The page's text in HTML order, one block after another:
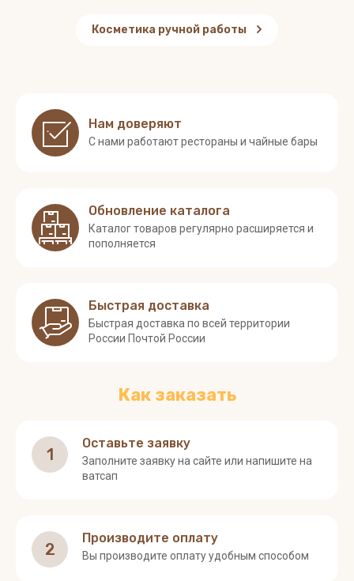
Косметика ручной работы
Нам доверяют
С нами работают рестораны и чайные бары
Обновление каталога
Каталог товаров регулярно расширяется и
пополняется
Быстрая доставка
Быстрая доставка по всей территории
России Почтой России
Как заказать
1
Оставьте заявку
Заполните заявку на сайте или напишите на
ватсап
2
Производите оплату
Вы производите оплату удобным способом